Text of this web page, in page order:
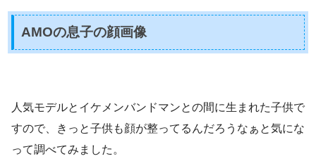
AMOの息子の顔画像
人気モデルとイケメンバンドマンとの間に生まれた子供で
すので、きっと子供も顔が整ってるんだろうなぁと気にな
って調べてみました。